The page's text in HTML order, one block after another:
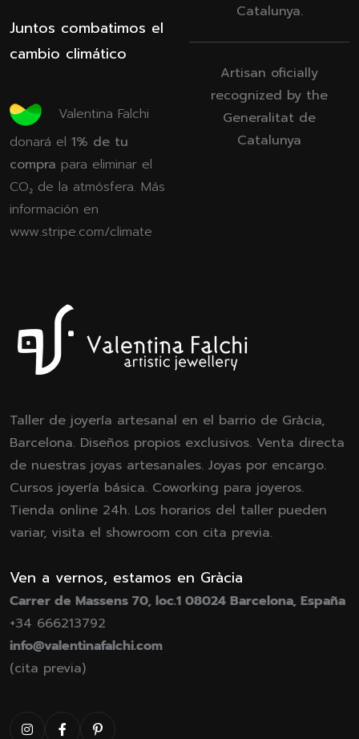
Juntos combatimos el
cambio climático
Valentina Falchi
donará el 1% de tu
compra para eliminar el
CO₂ de la atmósfera. Más
información en
www.stripe.com/climate
Catalunya.
Artisan oficially
recognized by the
Generalitat de
Catalunya
Taller de joyería artesanal en el barrio de Gràcia,
Barcelona. Diseños propios exclusivos. Venta directa
de nuestras joyas artesanales. Joyas por encargo.
Cursos joyería básica. Coworking para joyeros.
Tienda online 24h. Los horarios del taller pueden
variar, visita el showroom con cita previa.
Ven a vernos, estamos en Gràcia
Carrer de Massens 70, loc.1 08024 Barcelona, España
+34 666213792
info@valentinafalchi.com
(cita previa)